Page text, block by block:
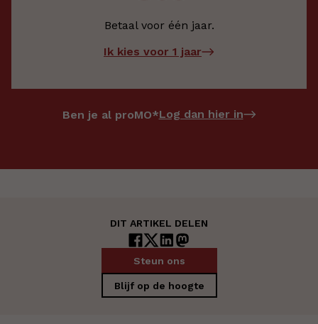
Betaal voor één jaar.
Ik kies voor 1 jaar
Ben je al proMO*Log dan hier in
DIT ARTIKEL DELEN
Steun ons
Blijf op de hoogte